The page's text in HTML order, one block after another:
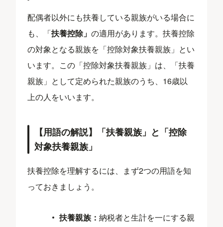
配偶者以外にも扶養している親族がいる場合に
も、「扶養控除」の適用があります。扶養控除
の対象となる親族を「控除対象扶養親族」とい
います。この「控除対象扶養親族」は、「扶養
親族」として定められた親族のうち、16歳以
上の人をいいます。
【用語の解説】「扶養親族」と「控除
対象扶養親族」
扶養控除を理解するには、まず2つの用語を知
っておきましょう。
扶養親族：納税者と生計を一にする親